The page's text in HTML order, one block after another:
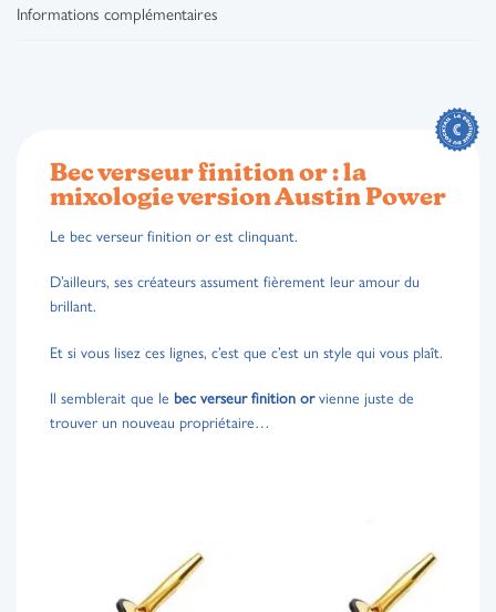
Informations complémentaires
Bec verseur finition or : la
mixologie version Austin Power
Le bec verseur finition or est clinquant.
D’ailleurs, ses créateurs assument fièrement leur amour du
brillant.
Et si vous lisez ces lignes, c’est que c’est un style qui vous plaît.
Il semblerait que le bec verseur finition orvienne juste de
trouver un nouveau propriétaire…